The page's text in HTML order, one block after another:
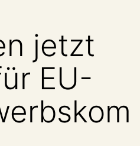
jetzt
EU-